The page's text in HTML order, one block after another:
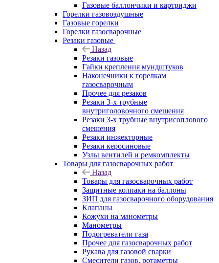
Газовые баллончики и картриджи
Горелки газовоздушные
Газовые горелки
Горелки газосварочные
Резаки газовые
Назад
Резаки газовые
Гайки крепления мундштуков
Наконечники к горелкам
газосварочным
Прочее для резаков
Резаки 3-х трубные
внутриголовочного смешения
Резаки 3-х трубные внутрисоплового
смешения
Резаки инжекторные
Резаки керосиновые
Узлы вентилей и ремкомплекты
Товары для газосварочных работ
Назад
Товары для газосварочных работ
Защитные колпаки на баллоны
ЗИП для газосварочного оборудования
Клапаны
Кожухи на манометры
Манометры
Подогреватели газа
Прочее для газосварочных работ
Рукава для газовой сварки
Смесители газов, ротаметры